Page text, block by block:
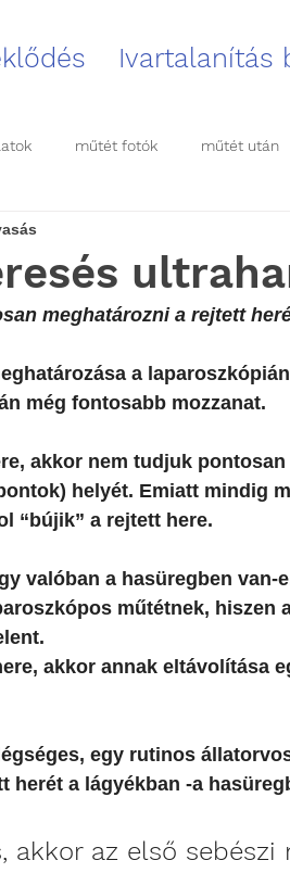
Ivartalanítás
műtét fotók műtét után
meghatározni a rejtett
a
még fontosabb mozzanat.
akkor nem tudjuk
helyét. Emiatt mindig
“bújik” a rejtett here.
valóban a hasüregben van-
műtétnek, hiszen
akkor annak eltávolítása
egy rutinos
herét a lágyékban -a
akkor az első sebészi